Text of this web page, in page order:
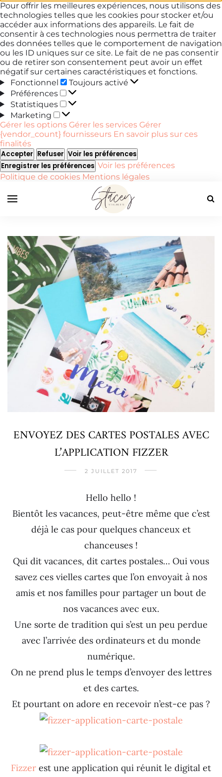
Pour offrir les meilleures expériences, nous utilisons des
technologies telles que les cookies pour stocker et/ou
accéder aux informations des appareils. Le fait de
consentir à ces technologies nous permettra de traiter
des données telles que le comportement de navigation
ou les ID uniques sur ce site. Le fait de ne pas consentir
ou de retirer son consentement peut avoir un effet
négatif sur certaines caractéristiques et fonctions.
Fonctionnel
Fonctionnel
Toujours activé
Préférences
Préférences
Statistiques
Statistiques
Marketing
Marketing
Gérer les options Gérer les services Gérer
{vendor_count} fournisseurs En savoir plus sur ces
finalités
Accepter Refuser Voir les préférences
Enregistrer les préférences Voir les préférences
Politique de cookies Mentions légales
ENVOYEZ DES CARTES POSTALES AVEC
L’APPLICATION FIZZER
2 JUILLET 2017
Hello hello !
Bientôt les vacances, peut-être même que c’est
déjà le cas pour quelques chanceux et
chanceuses !
Qui dit vacances, dit cartes postales… Oui vous
savez ces vielles cartes que l’on envoyait à nos
amis et nos familles pour partager un bout de
nos vacances avec eux.
Une sorte de tradition qui s’est un peu perdue
avec l’arrivée des ordinateurs et du monde
numérique.
On ne prend plus le temps d’envoyer des lettres
et des cartes.
Et pourtant on adore en recevoir n’est-ce pas ?
Fizzer est une application qui réunit le digital et